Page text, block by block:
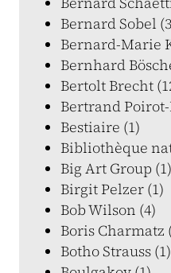
Bernard Sobel
Bernard-Marie
Bernhard
Bertolt Brecht
Bertrand
Bestiaire (1)
Bibliothèque
Big Art Group (1)
Birgit Pelzer (1)
Bob Wilson (4)
Boris Charmatz
Botho Strauss (1)